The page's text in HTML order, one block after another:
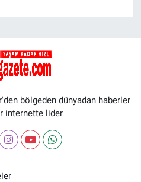
bölgeden dünyadan haberler
internette lider